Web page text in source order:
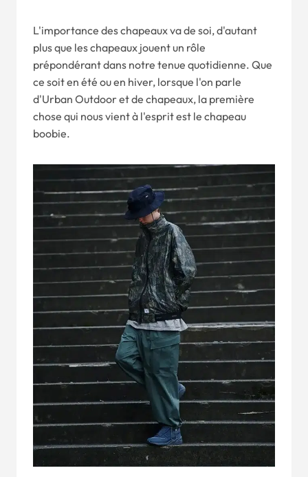
L'importance des chapeaux va de soi, d'autant
plus que les chapeaux jouent un rôle
prépondérant dans notre tenue quotidienne. Que
ce soit en été ou en hiver, lorsque l'on parle
d'Urban Outdoor et de chapeaux, la première
chose qui nous vient à l'esprit est le chapeau
boobie.